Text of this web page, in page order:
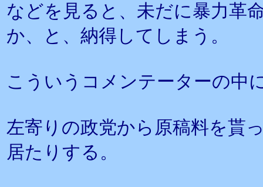
などを見ると、未だに暴力革
か、と、納得してしまう。
こういうコメンテーターの中
左寄りの政党から原稿料を貰
居たりする。